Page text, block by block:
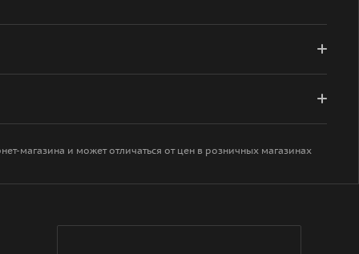
магазина и может отличаться от цен в розничных магазинах